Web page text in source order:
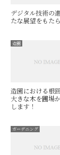
デジタル技術の
たな展望をもた
造園
造園における根
大きな木を圃場
します！
ガーデニング